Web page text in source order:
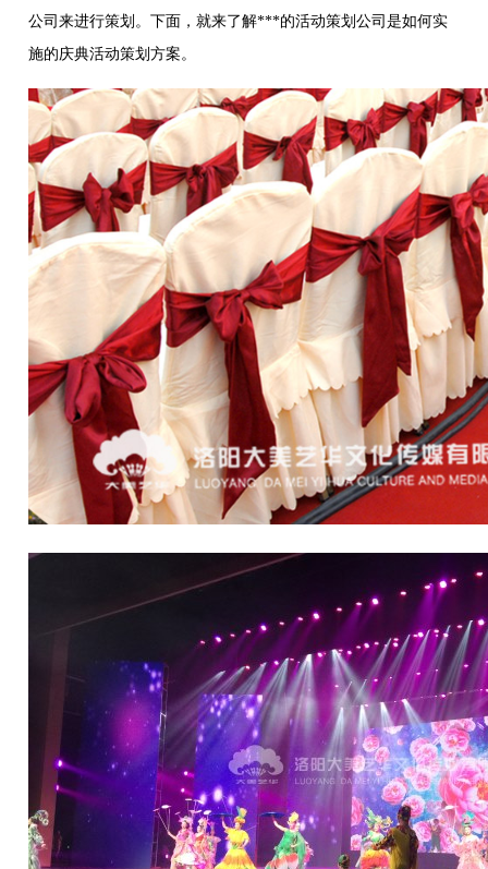
公司来进行策划。下面，就来了解***的活动策划公司是如何实
施的庆典活动策划方案。